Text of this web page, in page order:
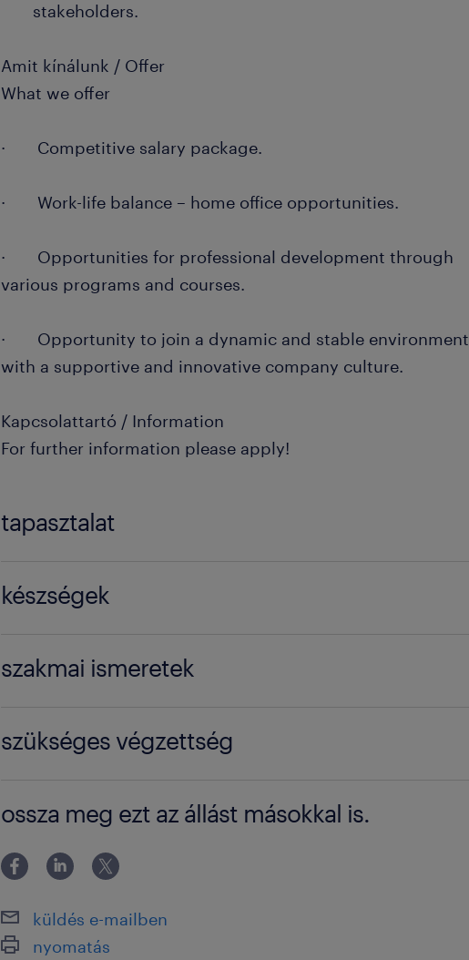
stakeholders.
Amit kínálunk / Offer
What we offer
· Competitive salary package.
· Work-life balance – home office opportunities.
· Opportunities for professional development through
various programs and courses.
· Opportunity to join a dynamic and stable environment
with a supportive and innovative company culture.
Kapcsolattartó / Information
For further information please apply!
tapasztalat
készségek
szakmai ismeretek
szükséges végzettség
ossza meg ezt az állást másokkal is.
küldés e-mailben
nyomatás